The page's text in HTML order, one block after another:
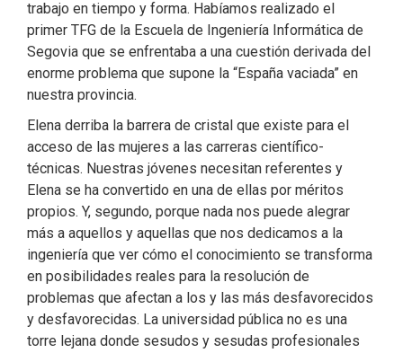
trabajo en tiempo y forma. Habíamos realizado el
primer TFG de la Escuela de Ingeniería Informática de
Segovia que se enfrentaba a una cuestión derivada del
enorme problema que supone la “España vaciada” en
nuestra provincia.
Elena derriba la barrera de cristal que existe para el
acceso de las mujeres a las carreras científico-
técnicas. Nuestras jóvenes necesitan referentes y
Elena se ha convertido en una de ellas por méritos
propios. Y, segundo, porque nada nos puede alegrar
más a aquellos y aquellas que nos dedicamos a la
ingeniería que ver cómo el conocimiento se transforma
en posibilidades reales para la resolución de
problemas que afectan a los y las más desfavorecidos
y desfavorecidas. La universidad pública no es una
torre lejana donde sesudos y sesudas profesionales